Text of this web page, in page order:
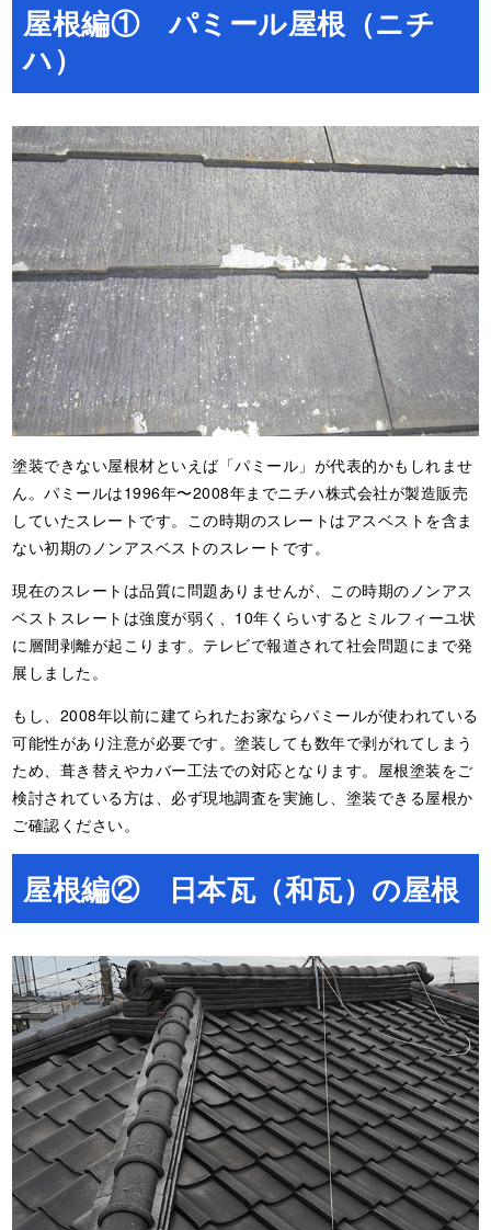
屋根編① パミール屋根（ニチ
ハ）
塗装できない屋根材といえば「パミール」が代表的かもしれませ
ん。パミールは1996年〜2008年までニチハ株式会社が製造販売
していたスレートです。この時期のスレートはアスベストを含ま
ない初期のノンアスベストのスレートです。
現在のスレートは品質に問題ありませんが、この時期のノンアス
ベストスレートは強度が弱く、10年くらいするとミルフィーユ状
に層間剥離が起こります。テレビで報道されて社会問題にまで発
展しました。
もし、2008年以前に建てられたお家ならパミールが使われている
可能性があり注意が必要です。塗装しても数年で剥がれてしまう
ため、葺き替えやカバー工法での対応となります。屋根塗装をご
検討されている方は、必ず現地調査を実施し、塗装できる屋根か
ご確認ください。
屋根編② 日本瓦（和瓦）の屋根